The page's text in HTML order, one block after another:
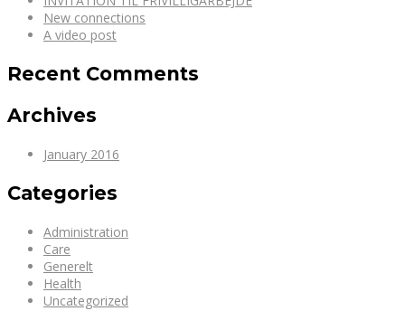
New connections
A video post
Recent Comments
Archives
January 2016
Categories
Administration
Care
Generelt
Health
Uncategorized